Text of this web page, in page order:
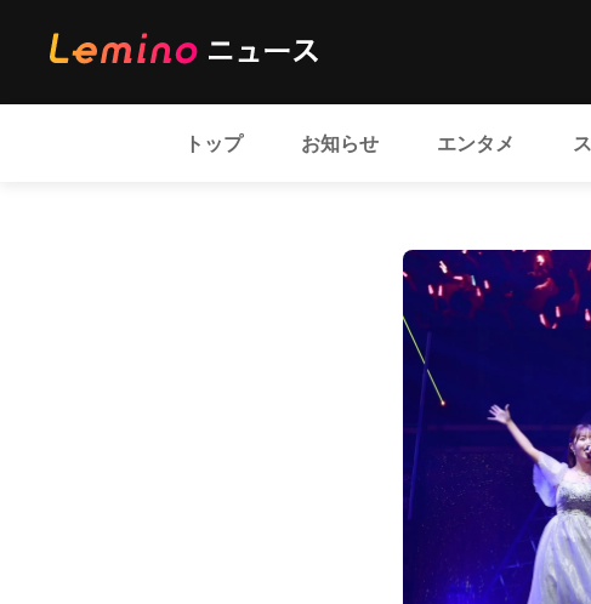
トップ お知らせ エンタメ